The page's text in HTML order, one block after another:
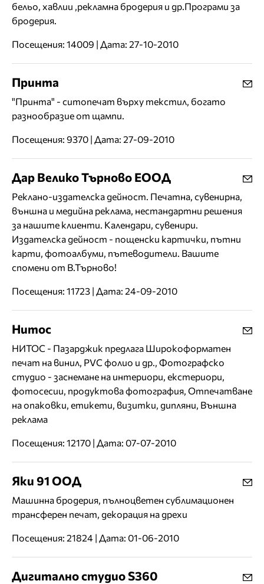
бельо, хавлии ,рекламна бродерия и др.Програми за
бродерия.
Посещения: 14009 | Дата: 27-10-2010
Принта
"Принта" - ситопечат върху текстил, богато
разнообразие от щампи.
Посещения: 9370 | Дата: 27-09-2010
Дар Велико Търново ЕООД
Реклано-издателска дейност. Печатна, сувенирна,
външна и медийна реклама, нестандартни решения
за нашите клиенти. Календари, сувенири.
Издателска дейност - пощенски картички, пътни
карти, фотоалбуми, пътеводители. Вашите
спомени от В.Търново!
Посещения: 11723 | Дата: 24-09-2010
Нитос
НИТОС - Пазарджик предлага Широкоформатен
печат на винил, PVC фолио и др., Фотографско
студио - заснемане на интериори, екстериори,
фотосесии, продуктова фотография, Отпечатване
на опаковки, етикети, визитки, дипляни, Външна
реклама
Посещения: 12170 | Дата: 07-07-2010
Яки 91 ООД
Машинна бродерия, пълноцветен сублимационен
трансферен печат, декорация на дрехи
Посещения: 21824 | Дата: 01-06-2010
Дигитално студио S360